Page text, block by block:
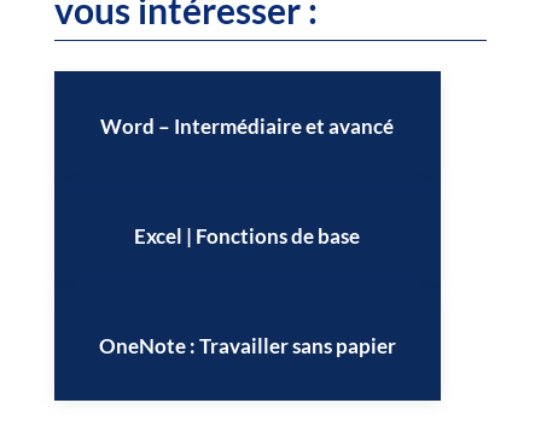
vous intéresser :
Word – Intermédiaire et avancé
Excel | Fonctions de base
OneNote : Travailler sans papier